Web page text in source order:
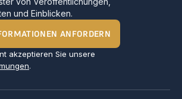
und Einblicken.
ANFORDERN
akzeptieren Sie unsere
.